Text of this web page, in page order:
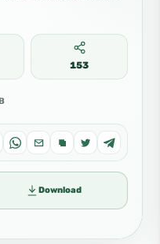
153
Download